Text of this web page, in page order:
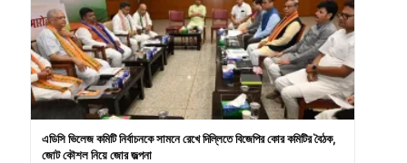
এডিসি ভিলেজ কমিটি নির্বাচনকে সামনে রেখে দিল্লিতে বিজেপির কোর কমিটির বৈঠক,
জোট কৌশল নিয়ে জোর জল্পনা